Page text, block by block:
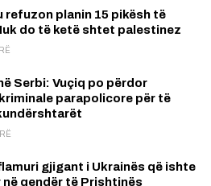
refuzon planin 15 pikësh të
do të ketë shtet palestinez
Serbi: Vuçiq po përdor
parapolicore për të
gjigant i Ukrainës që ishte
në qendër të Prishtinës